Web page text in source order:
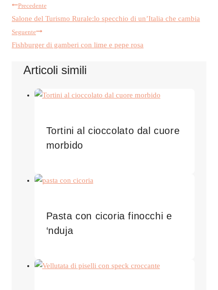
articolo:
Navigazione
articoli
Precedente
Salone del Turismo Rurale:lo specchio di un’Italia che cambia
Seguente
Fishburger di gamberi con lime e pepe rosa
Articoli simili
Tortini al cioccolato dal cuore
morbido
Pasta con cicoria finocchi e
‘nduja